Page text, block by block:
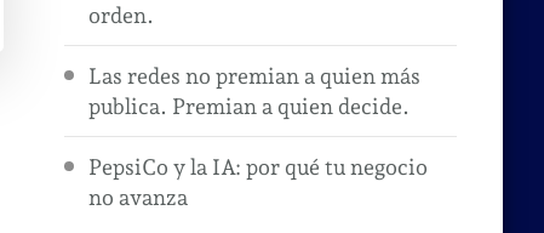
orden.
Las redes no premian a quien más
publica. Premian a quien decide.
PepsiCo y la IA: por qué tu negocio
no avanza